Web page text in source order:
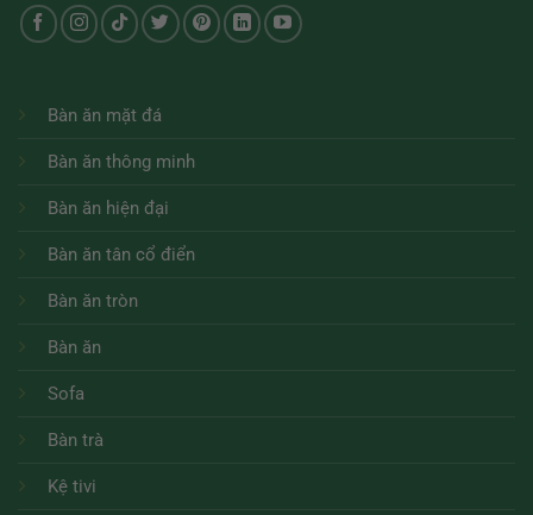
Bàn ăn mặt đá
Bàn ăn thông minh
Bàn ăn hiện đại
Bàn ăn tân cổ điển
Bàn ăn tròn
Bàn ăn
Sofa
Bàn trà
Kệ tivi